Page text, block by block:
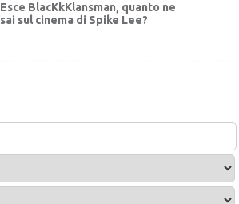
Esce BlacKkKlansman, quanto ne
sai sul cinema di Spike Lee?